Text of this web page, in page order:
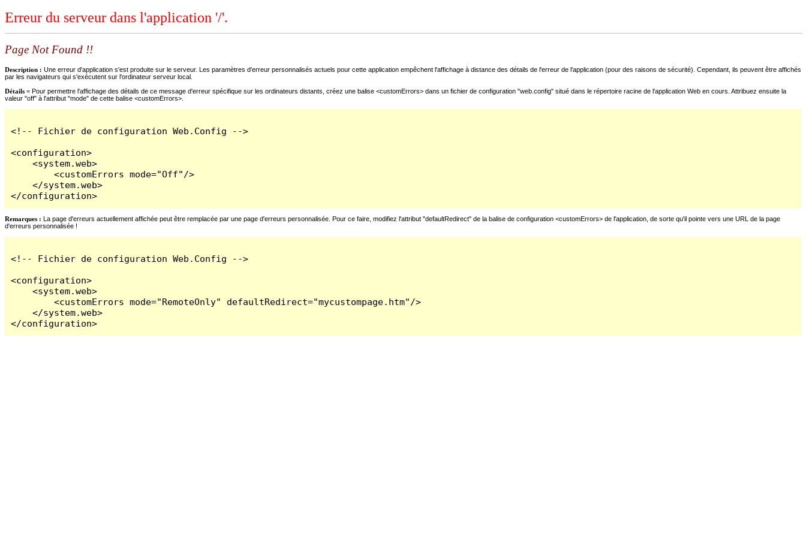
Erreur du serveur dans l'application '/'.
Page Not Found !!
Description : Une erreur d'application s'est produite sur le serveur. Les paramètres d'erreur personnalisés actuels pour cette application empêchent l'affichage à distance des détails de l'erreur de l'application (pour des raisons de sécurité). Cependant, ils peuvent être affichés
par les navigateurs qui s'exécutent sur l'ordinateur serveur local.
Détails = Pour permettre l'affichage des détails de ce message d'erreur spécifique sur les ordinateurs distants, créez une balise <customErrors> dans un fichier de configuration "web.config" situé dans le répertoire racine de l'application Web en cours. Attribuez ensuite la
valeur "off" à l'attribut "mode" de cette balise <customErrors>.
<!-- Fichier de configuration Web.Config -->
<configuration>
    <system.web>
        <customErrors mode="Off"/>
    </system.web>
</configuration>
Remarques : La page d'erreurs actuellement affichée peut être remplacée par une page d'erreurs personnalisée. Pour ce faire, modifiez l'attribut "defaultRedirect" de la balise de configuration <customErrors> de l'application, de sorte qu'il pointe vers une URL de la page
d'erreurs personnalisée !
<!-- Fichier de configuration Web.Config -->
<configuration>
    <system.web>
        <customErrors mode="RemoteOnly" defaultRedirect="mycustompage.htm"/>
    </system.web>
</configuration>